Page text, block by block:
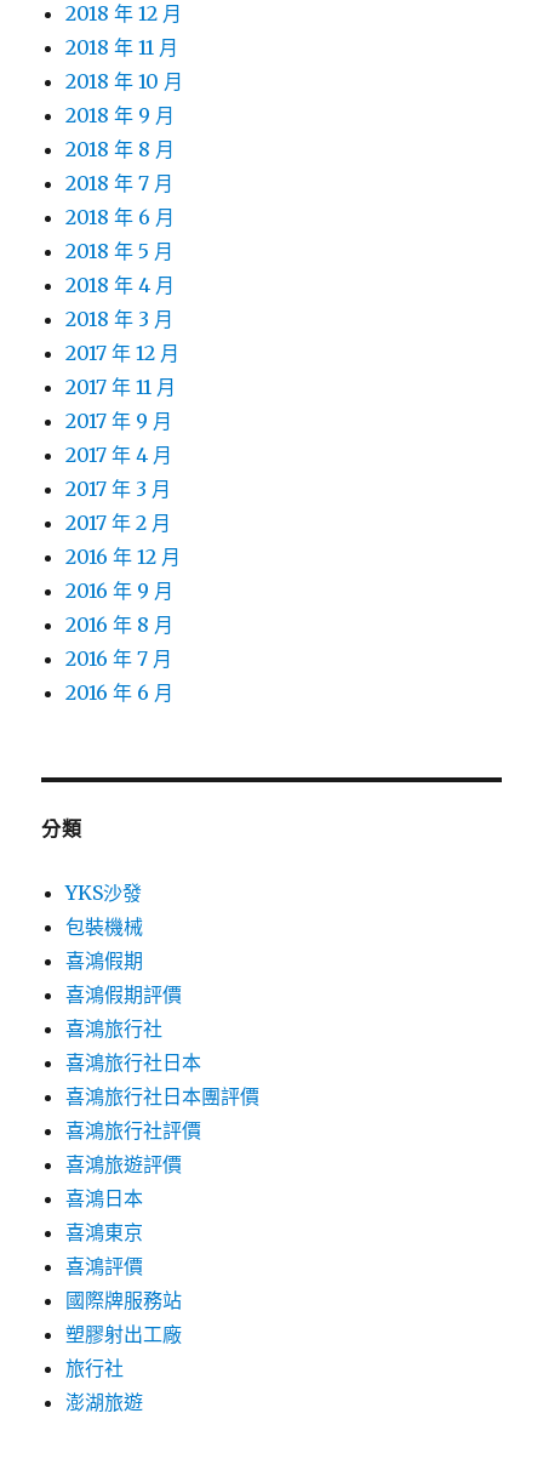
2018 年 12 月
2018 年 11 月
2018 年 10 月
2018 年 9 月
2018 年 8 月
2018 年 7 月
2018 年 6 月
2018 年 5 月
2018 年 4 月
2018 年 3 月
2017 年 12 月
2017 年 11 月
2017 年 9 月
2017 年 4 月
2017 年 3 月
2017 年 2 月
2016 年 12 月
2016 年 9 月
2016 年 8 月
2016 年 7 月
2016 年 6 月
分類
YKS沙發
包裝機械
喜鴻假期
喜鴻假期評價
喜鴻旅行社
喜鴻旅行社日本
喜鴻旅行社日本團評價
喜鴻旅行社評價
喜鴻旅遊評價
喜鴻日本
喜鴻東京
喜鴻評價
國際牌服務站
塑膠射出工廠
旅行社
澎湖旅遊